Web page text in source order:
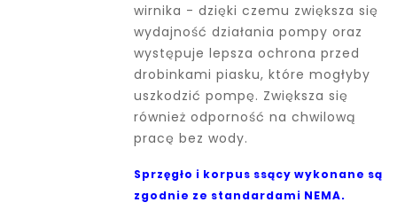
wirnika - dzięki czemu zwiększa się
wydajność działania pompy oraz
występuje lepsza ochrona przed
drobinkami piasku, które mogłyby
uszkodzić pompę. Zwiększa się
również odporność na chwilową
pracę bez wody.
Sprzęgło i korpus ssący wykonane są
zgodnie ze standardami NEMA.